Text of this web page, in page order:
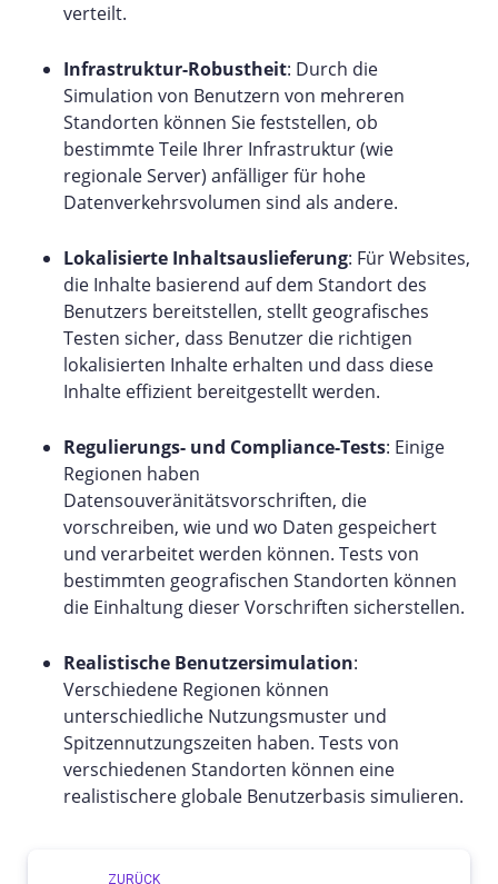
verteilt.
Infrastruktur-Robustheit: Durch die
Simulation von Benutzern von mehreren
Standorten können Sie feststellen, ob
bestimmte Teile Ihrer Infrastruktur (wie
regionale Server) anfälliger für hohe
Datenverkehrsvolumen sind als andere.
Lokalisierte Inhaltsauslieferung: Für Websites,
die Inhalte basierend auf dem Standort des
Benutzers bereitstellen, stellt geografisches
Testen sicher, dass Benutzer die richtigen
lokalisierten Inhalte erhalten und dass diese
Inhalte effizient bereitgestellt werden.
Regulierungs- und Compliance-Tests: Einige
Regionen haben
Datensouveränitätsvorschriften, die
vorschreiben, wie und wo Daten gespeichert
und verarbeitet werden können. Tests von
bestimmten geografischen Standorten können
die Einhaltung dieser Vorschriften sicherstellen.
Realistische Benutzersimulation:
Verschiedene Regionen können
unterschiedliche Nutzungsmuster und
Spitzennutzungszeiten haben. Tests von
verschiedenen Standorten können eine
realistischere globale Benutzerbasis simulieren.
ZURÜCK